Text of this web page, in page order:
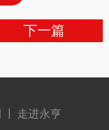
下一篇
走进永亨